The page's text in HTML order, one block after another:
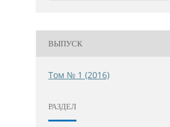
ВЫПУСК
Том № 1 (2016)
РАЗДЕЛ